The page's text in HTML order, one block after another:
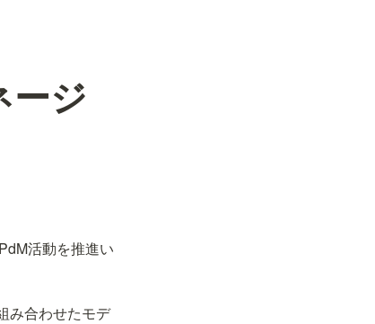
ジ
活動を推進い
み合わせたモデ